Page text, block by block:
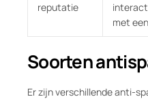
reputatie
met
Soorten
Er zijn verschillende anti-